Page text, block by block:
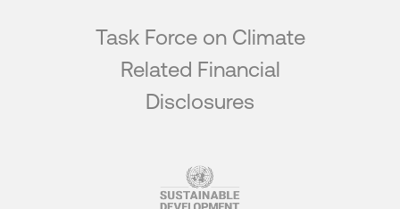
Task Force on Climate
Related Financial
Disclosures